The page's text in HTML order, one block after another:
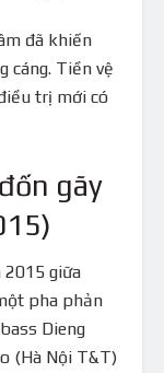
đã khiến
cáng. Tiền vệ
trị mới có
gãy
2015 giữa
pha phản
Dieng
(Hà Nội T&T)